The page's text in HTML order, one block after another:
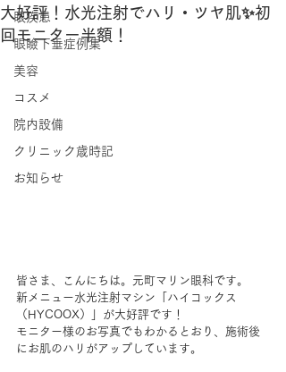
眼疾患
眼瞼下垂症例集
美容
コスメ
院内設備
クリニック歳時記
お知らせ
大好評！水光注射でハリ・ツヤ肌✨️初
回モニター半額！
皆さま、こんにちは。元町マリン眼科です。
新メニュー水光注射マシン「ハイコックス
（HYCOOX）」が大好評です！
モニター様のお写真でもわかるとおり、施術後
にお肌のハリがアップしています。